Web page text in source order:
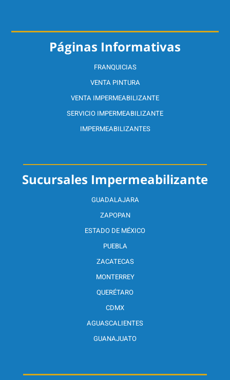
Sucursales Impermeabilizante
GUADALAJARA
ZAPOPAN
ESTADO DE MÉXICO
PUEBLA
ZACATECAS
MONTERREY
QUERÉTARO
CDMX
AGUASCALIENTES
GUANAJUATO
Páginas Informativas
FRANQUICIAS
VENTA PINTURA
VENTA IMPERMEABILIZANTE
SERVICIO IMPERMEABILIZANTE
IMPERMEABILIZANTES